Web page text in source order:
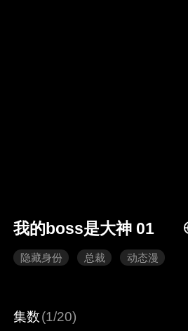
我的boss是大神 01
隐藏身份 总裁 动态漫
集数(1/20)